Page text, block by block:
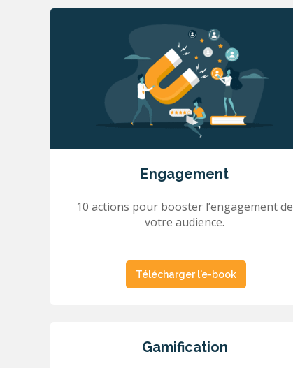
Engagement
10 actions pour booster l’engagement de
votre audience.
Télécharger l'e-book
Gamification